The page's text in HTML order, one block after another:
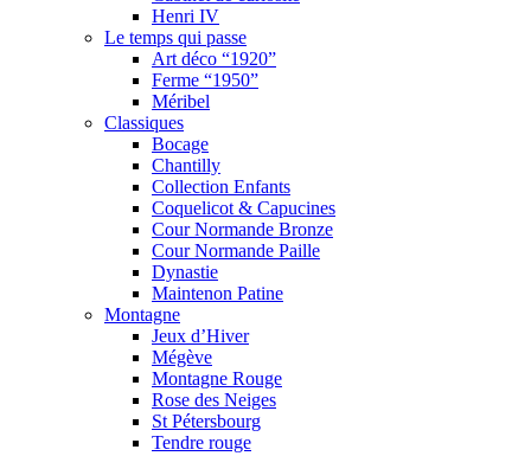
Henri IV
Le temps qui passe
Art déco “1920”
Ferme “1950”
Méribel
Classiques
Bocage
Chantilly
Collection Enfants
Coquelicot & Capucines
Cour Normande Bronze
Cour Normande Paille
Dynastie
Maintenon Patine
Montagne
Jeux d’Hiver
Mégève
Montagne Rouge
Rose des Neiges
St Pétersbourg
Tendre rouge